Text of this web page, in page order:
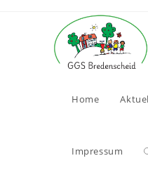
Home
Impressum